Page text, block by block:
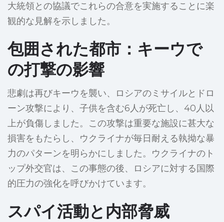
大統領との協議でこれらの合意を実施することに楽
観的な見解を示しました。
包囲された都市：キーウで
の打撃の影響
悲劇は再びキーウを襲い、ロシアのミサイルとドロ
ーン攻撃により、子供を含む6人が死亡し、40人以
上が負傷しました。この攻撃は重要な施設に甚大な
損害をもたらし、ウクライナが毎日耐える執拗な暴
力のパターンを明らかにしました。ウクライナのト
ップ外交官は、この事態の後、ロシアに対する国際
的圧力の強化を呼びかけています。
スパイ活動と内部脅威